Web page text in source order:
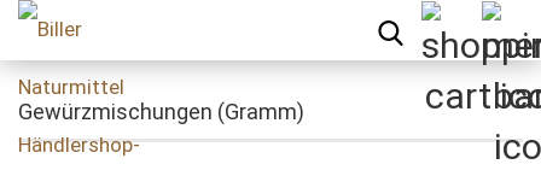
Gewürzmischungen (Gramm)